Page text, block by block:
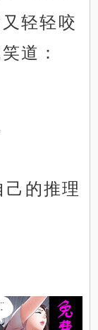
轻轻咬
道：
的推理